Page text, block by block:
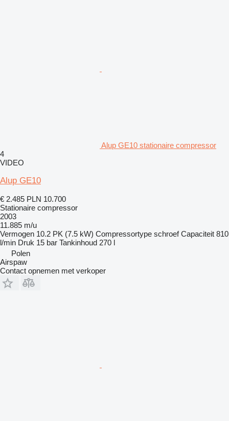
Alup GE10 stationaire compressor
4
VIDEO
Alup GE10
€ 2.485 PLN 10.700
Stationaire compressor
2003
11.885 m/u
Vermogen 10.2 PK (7.5 kW) Compressortype schroef Capaciteit 810
l/min Druk 15 bar Tankinhoud 270 l
Polen
Airspaw
Contact opnemen met verkoper